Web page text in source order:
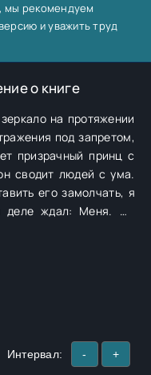
мы рекомендуем
и уважить труд
о книге
на протяжении
призрачный принц с
сводит людей с ума.
его замолчать, я
Меня. Он
до того, как я
в моих венах,
смотрит на меня так,
него… я начинаю
Интервал: - +